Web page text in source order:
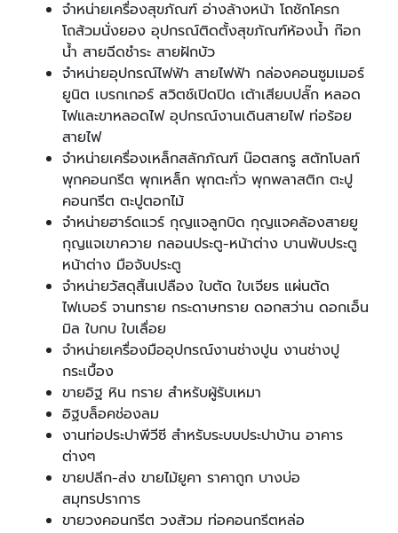
จำหน่ายเครื่องสุขภัณฑ์ อ่างล้างหน้า โถชักโครก
โถส้วมนั่งยอง อุปกรณ์ติดตั้งสุขภัณฑ์ห้องน้ำ ก๊อก
น้ำ สายฉีดชำระ สายฝักบัว
จำหน่ายอุปกรณ์ไฟฟ้า สายไฟฟ้า กล่องคอนซูมเมอร์
ยูนิต เบรกเกอร์ สวิตช์เปิดปิด เต้าเสียบปลั๊ก หลอด
ไฟและขาหลอดไฟ อุปกรณ์งานเดินสายไฟ ท่อร้อย
สายไฟ
จำหน่ายเครื่องเหล็กสลักภัณฑ์ น๊อตสกรู สตัทโบลท์
พุกคอนกรีต พุกเหล็ก พุกตะกั่ว พุกพลาสติก ตะปู
คอนกรีต ตะปูตอกไม้
จำหน่ายฮาร์ดแวร์ กุญแจลูกบิด กุญแจคล้องสายยู
กุญแจเขาควาย กลอนประตู-หน้าต่าง บานพับประตู
หน้าต่าง มือจับประตู
จำหน่ายวัสดุสิ้นเปลือง ใบตัด ใบเจียร แผ่นตัด
ไฟเบอร์ จานทราย กระดาษทราย ดอกสว่าน ดอกเอ็น
มิล ใบกบ ใบเลื่อย
จำหน่ายเครื่องมืออุปกรณ์งานช่างปูน งานช่างปู
กระเบื้อง
ขายอิฐ หิน ทราย สำหรับผู้รับเหมา
อิฐบล็อคช่องลม
งานท่อประปาพีวีซี สำหรับระบบประปาบ้าน อาคาร
ต่างๆ
ขายปลีก-ส่ง ขายไม้ยูคา ราคาถูก บางบ่อ
สมุทรปราการ
ขายวงคอนกรีต วงส้วม ท่อคอนกรีตหล่อ